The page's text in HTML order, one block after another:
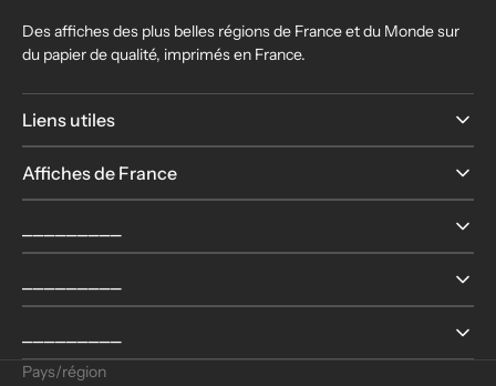
Des affiches des plus belles régions de France et du Monde sur
du papier de qualité, imprimés en France.
Liens utiles
Affiches de France
Pays/région